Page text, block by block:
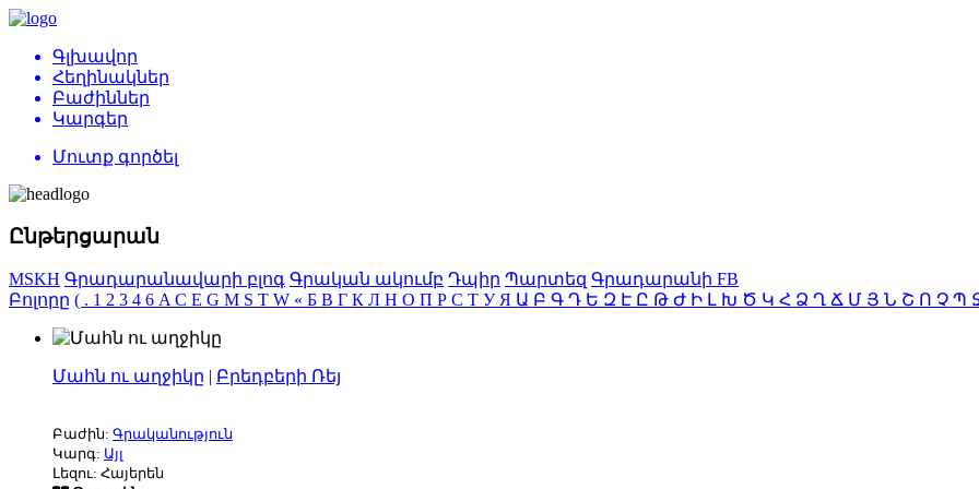
Գլխավոր
Հեղինակներ
Բաժիններ
Կարգեր
Մուտք գործել
Ընթերցարան
MSKH Գրադարանավարի բլոգ Գրական ակումբ Դպիր Պարտեզ Գրադարանի FB
Բոլորը ( . 1 2 3 4 6 AC E G M S T W « Б В Г К Л Н О П Р С Т УЯ Ա Բ Գ Դ Ե Զ Է Ը Թ Ժ Ի Լ Խ Ծ Կ Հ Ձ Ղ Ճ Մ Յ Ն Շ Ո Չ Պ
Մահն ու աղջիկը | Բրեդբերի Ռեյ
Բաժին: Գրականություն
Կարգ: Այլ
Լեզու: Հայերեն